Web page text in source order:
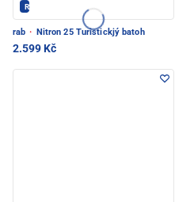
Rab - PEC POD SNĚŽKOU
rab · Nitron 25 Turistickjý batoh
2.599 Kč